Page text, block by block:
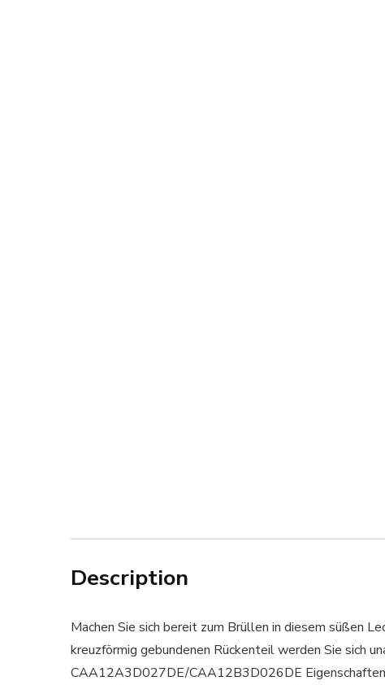
Description
Machen Sie sich bereit zum Brüllen in diesem süßen
kreuzförmig gebundenen Rückenteil werden Sie sich
CAA12A3D027DE/CAA12B3D026DE